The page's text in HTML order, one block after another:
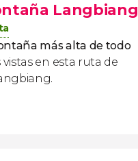
Langbiang
más alta de todo
en esta ruta de